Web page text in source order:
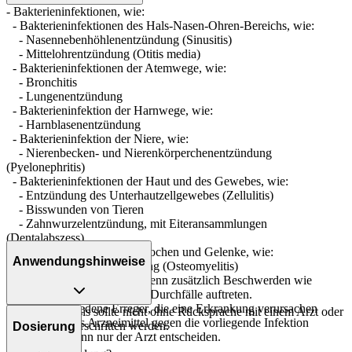
- Bakterieninfektionen, wie:
- Bakterieninfektionen des Hals-Nasen-Ohren-Bereichs, wie:
- Nasennebenhöhlenentzündung (Sinusitis)
- Mittelohrentzündung (Otitis media)
- Bakterieninfektionen der Atemwege, wie:
- Bronchitis
- Lungenentzündung
- Bakterieninfektion der Harnwege, wie:
- Harnblasenentzündung
- Bakterieninfektion der Niere, wie:
- Nierenbecken- und Nierenkörperchenentzündung
(Pyelonephritis)
- Bakterieninfektionen der Haut und des Gewebes, wie:
- Entzündung des Unterhautzellgewebes (Zellulitis)
- Bisswunden von Tieren
- Zahnwurzelentzündung, mit Eiteransammlungen
(Dentalabszess)
- Bakterieninfektion der Knochen und Gelenke, wie:
- Knochenmarksentzündung (Osteomyelitis)
Suchen Sie Ihren Arzt auf, wenn zusätzlich Beschwerden wie
schwere und langanhaltende Durchfälle auftreten.
Es gibt verschiedene Erreger, die eine Erkrankung verursachen
können. Ob das Arzneimittel gegen die vorliegende Infektion
wirksam ist, kann nur der Arzt entscheiden.
Anwendungshinweise
Die Gesamtdosis sollte nicht ohne Rücksprache mit einem Arzt oder
Apotheker überschritten werden.
Dosierung